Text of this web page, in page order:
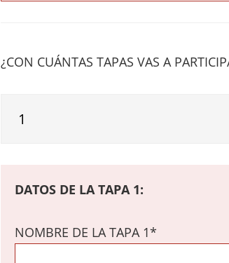
¿CON CUÁNTAS TAPAS VAS A
DATOS DE LA TAPA 1:
NOMBRE DE LA TAPA 1*